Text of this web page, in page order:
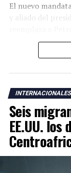
El nuevo
y aliado del
presidente de
legitimidad de la
las autoridades.
La ceremonia de
ciudad cercana a
responsables de
golpeado al país
Espriella
toma de
Seis
EE.UU.